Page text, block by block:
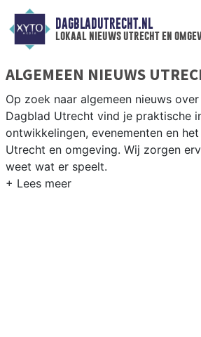
DAGBLADUTRECHT.NL
lokaal nieuws utrecht en
ALGEMEEN NIEUWS
Op zoek naar algemeen nieuws
Dagblad Utrecht vind je praktische
ontwikkelingen, evenementen en
Utrecht en omgeving. Wij zorgen
weet wat er speelt.